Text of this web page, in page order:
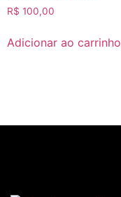
R$ 100,00
Adicionar ao carrinho